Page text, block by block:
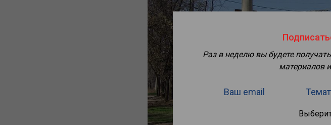
Раз в неделю вы будете
материалов
Ваш email